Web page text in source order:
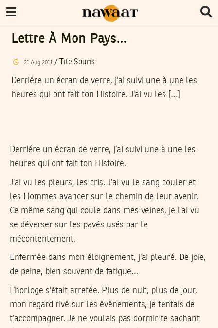
Lettre À Mon Pays…
21 Aug 2011/ Tite Souris
Derriére un écran de verre, j’ai suivi une à une les
heures qui ont fait ton Histoire. J’ai vu les […]
Derriére un écran de verre, j’ai suivi une à une les
heures qui ont fait ton Histoire.
J’ai vu les pleurs, les cris. J’ai vu le sang couler et
les Hommes avancer sur le chemin de leur avenir.
Ce même sang qui coule dans mes veines, je l’ai vu
se déverser sur les pavés usés par le
mécontentement.
Enfermée dans mon éloignement, j’ai pleuré. De joie,
de peine, bien souvent de fatigue…
L’horloge s’était arretée. Plus de nuit, plus de jour,
mon regard rivé sur les événements, je tentais de
t’accompagner. Je ne voulais pas dormir te sachant